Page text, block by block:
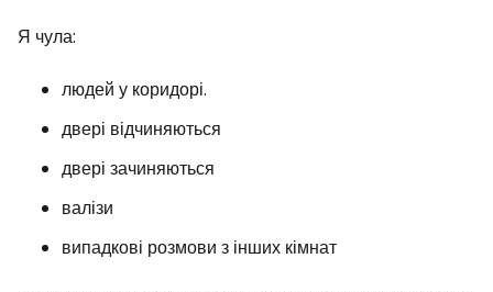
Я чула:
людей у коридорі.
двері відчиняються
двері зачиняються
валізи
випадкові розмови з інших кімнат